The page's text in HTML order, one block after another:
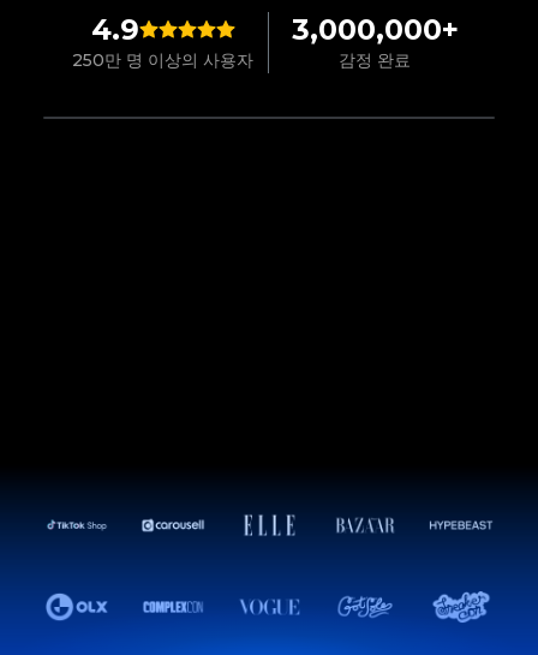
4.9
250만 명 이상의 사용자
3,000,000+
감정 완료